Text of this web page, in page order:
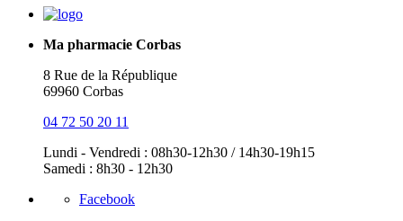
Ma pharmacie Corbas
8 Rue de la République
69960 Corbas
04 72 50 20 11
Lundi - Vendredi : 08h30-12h30 / 14h30-19h15
Samedi : 8h30 - 12h30
Facebook